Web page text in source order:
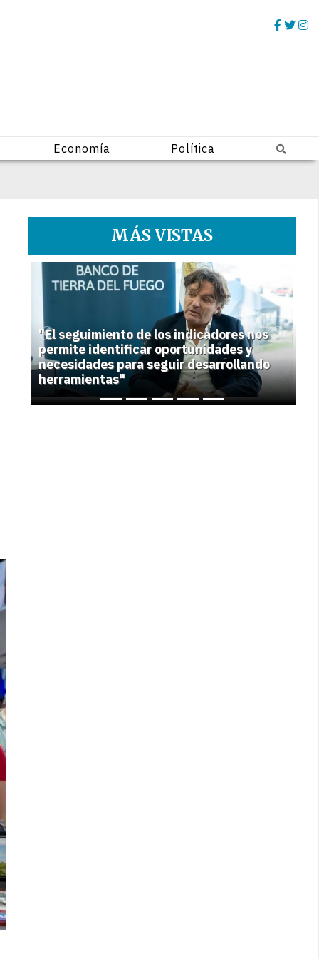
Economía Política
MÁS VISTAS
1
"El seguimiento de los indicadores nos
permite identificar oportunidades y
necesidades para seguir desarrollando
herramientas"
Previous Next